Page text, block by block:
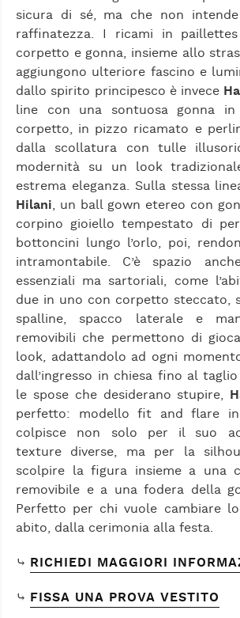
sicura di sé, ma che non
raffinatezza. I ricami in
corpetto e gonna, insieme allo
aggiungono ulteriore fascino e
dallo spirito principesco è invece
line con una sontuosa gonna
corpetto, in pizzo ricamato e
dalla scollatura con tulle
modernità su un look
estrema eleganza. Sulla stessa
Hilani , un ball gown etereo con
corpino gioiello tempestato di
bottoncini lungo l’orlo, poi,
intramontabile. C’è spazio
essenziali ma sartoriali, come
due in uno con corpetto steccato,
spalline, spacco laterale e
removibili che permettono di
look, adattandolo ad ogni
dall’ingresso in chiesa fino al
le spose che desiderano stupire,
perfetto: modello fit and flare
colpisce non solo per il suo
texture diverse, ma per la
scolpire la figura insieme a una
removibile e a una fodera della
Perfetto per chi vuole cambiare
abito, dalla cerimonia alla festa.
⤷ RICHIEDI MAGGIORI
⤷ FISSA UNA PROVA VESTITO